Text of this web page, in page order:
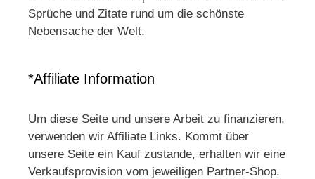
Sprüche und Zitate rund um die schönste
Nebensache der Welt.
*Affiliate Information
Um diese Seite und unsere Arbeit zu finanzieren,
verwenden wir Affiliate Links. Kommt über
unsere Seite ein Kauf zustande, erhalten wir eine
Verkaufsprovision vom jeweiligen Partner-Shop.